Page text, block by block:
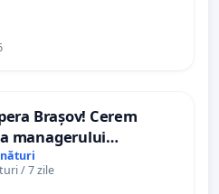
Brașov! Cerem
managerului
Petrean Lucian-Marius!
/ 7 zile